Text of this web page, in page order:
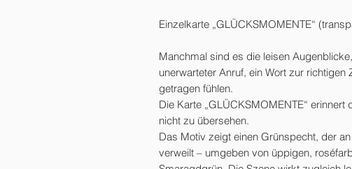
Einzelkarte „GLÜCKSMOMENTE“
Manchmal sind es die leisen
unerwarteter Anruf, ein Wort zur
getragen fühlen.
Die Karte „GLÜCKSMOMENTE“
nicht zu übersehen.
Das Motiv zeigt einen Grünspecht, der
verweilt – umgeben von üppigen,